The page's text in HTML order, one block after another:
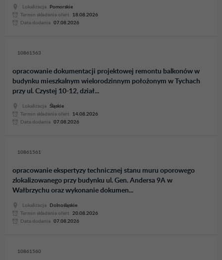
Lokalizacja
Pomorskie
Termin skladania ofert
18.08.2026
Data dodania
07.08.2026
10861563
opracowanie dokumentacji projektowej remontu balkonów w
budynku mieszkalnym wielorodzinnym położonym w Tychach
przy ul. Czystej 10-12, dział...
Lokalizacja
Śląskie
Termin skladania ofert
14.08.2026
Data dodania
07.08.2026
10861561
opracowanie ekspertyzy technicznej stanu muru oporowego
zlokalizowanego przy budynku ul. Gen. Andersa 9A w
Wałbrzychu oraz wykonanie dokumen...
Lokalizacja
Dolnośląskie
Termin skladania ofert
20.08.2026
Data dodania
07.08.2026
10861560